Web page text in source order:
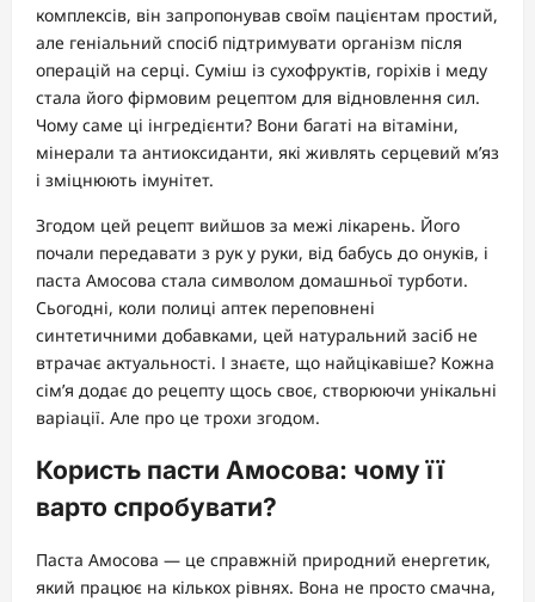
комплексів, він запропонував своїм пацієнтам простий,
але геніальний спосіб підтримувати організм після
операцій на серці. Суміш із сухофруктів, горіхів і меду
стала його фірмовим рецептом для відновлення сил.
Чому саме ці інгредієнти? Вони багаті на вітаміни,
мінерали та антиоксиданти, які живлять серцевий м’яз
і зміцнюють імунітет.
Згодом цей рецепт вийшов за межі лікарень. Його
почали передавати з рук у руки, від бабусь до онуків, і
паста Амосова стала символом домашньої турботи.
Сьогодні, коли полиці аптек переповнені
синтетичними добавками, цей натуральний засіб не
втрачає актуальності. І знаєте, що найцікавіше? Кожна
сім’я додає до рецепту щось своє, створюючи унікальні
варіації. Але про це трохи згодом.
Користь пасти Амосова: чому її
варто спробувати?
Паста Амосова — це справжній природний енергетик,
який працює на кількох рівнях. Вона не просто смачна,